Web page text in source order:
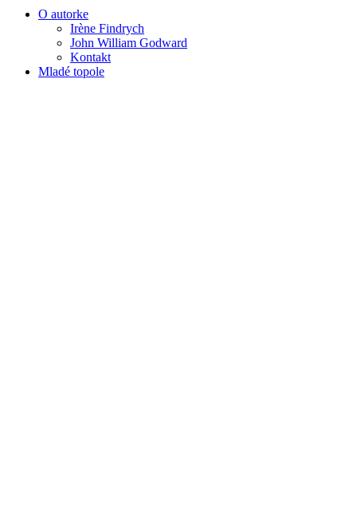
O autorke
Irène Findrych
John William Godward
Kontakt
Mladé topole